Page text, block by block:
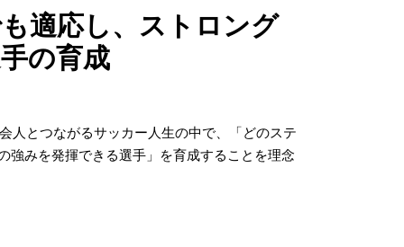
適応し、ストロング
の育成
人とつながるサッカー人生の中で、「どのステ
強みを発揮できる選手」を育成することを理念